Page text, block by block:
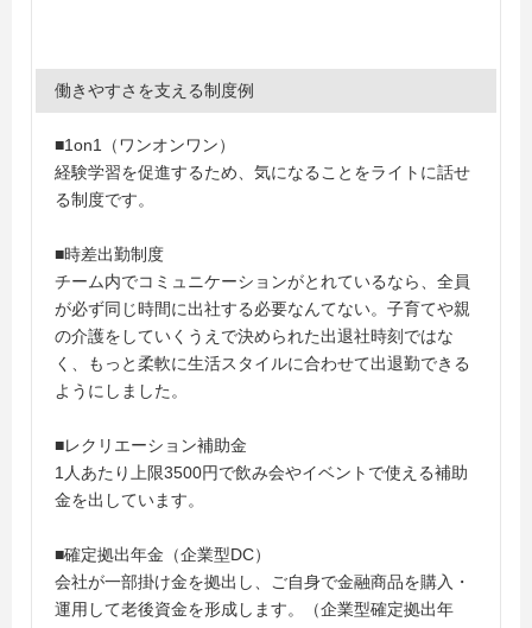
働きやすさを支える制度例
■1on1（ワンオンワン）
経験学習を促進するため、気になることをライトに話せ
る制度です。
■時差出勤制度
チーム内でコミュニケーションがとれているなら、全員
が必ず同じ時間に出社する必要なんてない。子育てや親
の介護をしていくうえで決められた出退社時刻ではな
く、もっと柔軟に生活スタイルに合わせて出退勤できる
ようにしました。
■レクリエーション補助金
1人あたり上限3500円で飲み会やイベントで使える補助
金を出しています。
■確定拠出年金（企業型DC）
会社が一部掛け金を拠出し、ご自身で金融商品を購入・
運用して老後資金を形成します。（企業型確定拠出年